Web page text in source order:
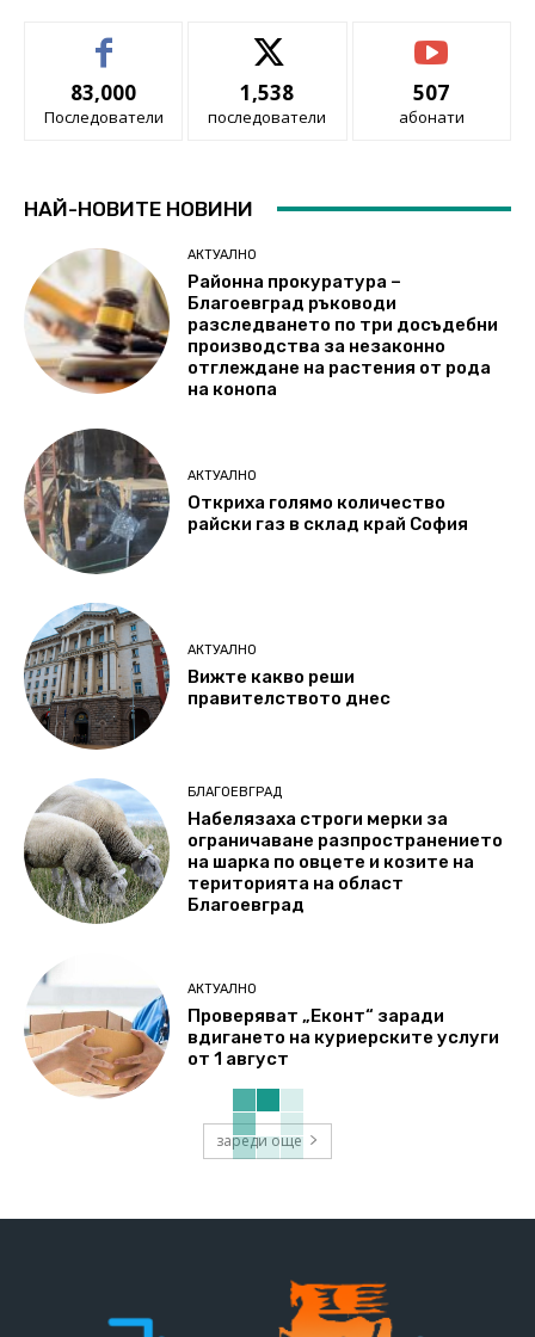
83,000
Последователи
1,538
последователи
507
абонати
НАЙ-НОВИТЕ НОВИНИ
АКТУАЛНО
Районна прокуратура –
Благоевград ръководи
разследването по три досъдебни
производства за незаконно
отглеждане на растения от рода
на конопа
АКТУАЛНО
Откриха голямо количество
райски газ в склад край София
АКТУАЛНО
Вижте какво реши
правителството днес
БЛАГОЕВГРАД
Набелязаха строги мерки за
ограничаване разпространението
на шарка по овцете и козите на
територията на област
Благоевград
АКТУАЛНО
Проверяват „Еконт“ заради
вдигането на куриерските услуги
от 1 август
зареди още